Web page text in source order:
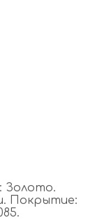
Золото.
Покрытие: